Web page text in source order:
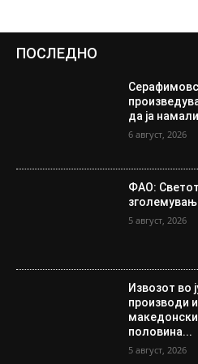
ПОСЛЕДНО
да ја
6 август, 2026
ФАО:
5 август, 2026
Извозот во
производи
половина...
5 август, 2026